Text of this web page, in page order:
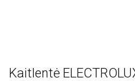
Kaitlentė